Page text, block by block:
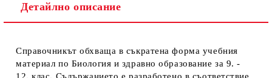
Детайлно описание
Справочникът обхваща в съкратена форма учебния
материал по Биология и здравно образование за 9. -